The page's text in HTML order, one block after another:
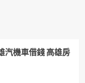
汽機車借錢 高雄房